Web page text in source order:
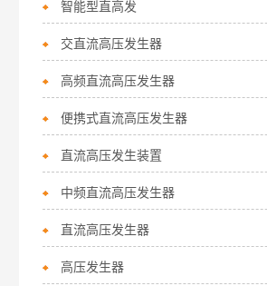
智能型直高发
交直流高压发生器
高频直流高压发生器
便携式直流高压发生器
直流高压发生装置
中频直流高压发生器
直流高压发生器
高压发生器